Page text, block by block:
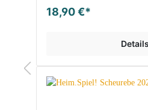
18,90 €*
Details